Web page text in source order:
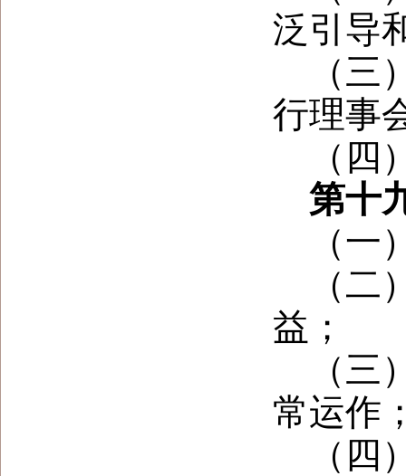
泛引导
（
行理事
（
第十
（
（
益；
（
常运作
（